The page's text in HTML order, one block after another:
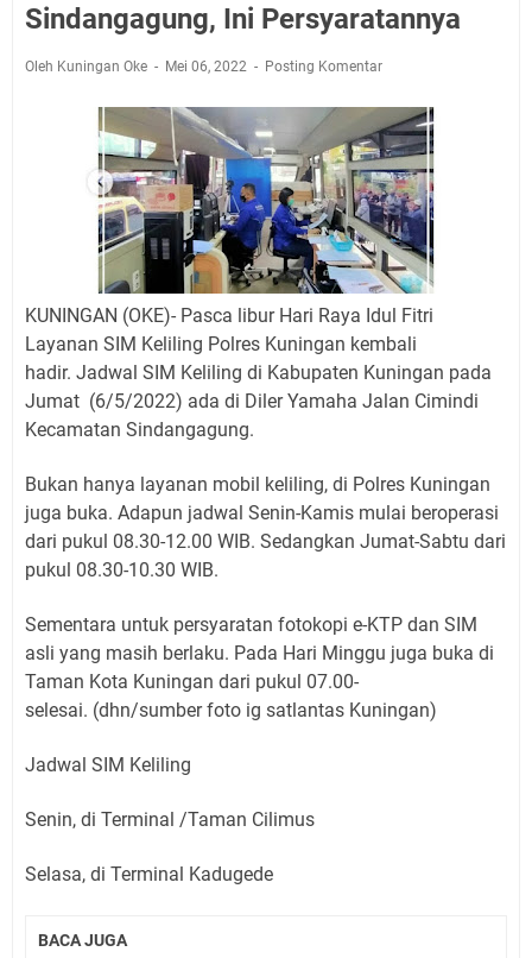
Agenda Kegiatan Bupati, Wabup dan Sekda Kuningan
Ini Lokasi Samling Kuningan Rabu 5 Agustus 2026
Rabu 5 Agustus 2026 Mobil SIM Keliling Kuningan Ada
di Sini!
Embun Pagi Rabu 5 Agustus 2026: Tidak Perlu Iri, Kita
Punya Takdir Masing-masing, Hidup yang Terlihat
Mewah, Belum Tentu Indah
Ayo Salat Kawan! Ini Jadwal Salat Wilayah Kuningan
Rabu 5 Agustus 2026
Agenda Kegiatan Bupati Kuningan Kamis 6 Agustus
2026 Ada Tiga Acara
Kamis 6 Agustus 2026 Mobil Samling Ada di Alun-alun
Luragung, Ini Persyaratan dan Besaran Biayanya
Layanan Mobil Samsat Keliling Kuningan Kamis 6
Sindangagung, Ini Persyaratannya
Oleh Kuningan Oke Mei 06, 2022 Posting Komentar
KUNINGAN (OKE)- Pasca libur Hari Raya Idul Fitri
Layanan SIM Keliling Polres Kuningan kembali
hadir. Jadwal SIM Keliling di Kabupaten Kuningan pada
Jumat (6/5/2022) ada di Diler Yamaha Jalan Cimindi
Kecamatan Sindangagung.
Bukan hanya layanan mobil keliling, di Polres Kuningan
juga buka. Adapun jadwal Senin-Kamis mulai beroperasi
dari pukul 08.30-12.00 WIB. Sedangkan Jumat-Sabtu dari
pukul 08.30-10.30 WIB.
Sementara untuk persyaratan fotokopi e-KTP dan SIM
asli yang masih berlaku. Pada Hari Minggu juga buka di
Taman Kota Kuningan dari pukul 07.00-
selesai. (dhn/sumber foto ig satlantas Kuningan)
Jadwal SIM Keliling
Senin, di Terminal /Taman Cilimus
Selasa, di Terminal Kadugede
BACA JUGA